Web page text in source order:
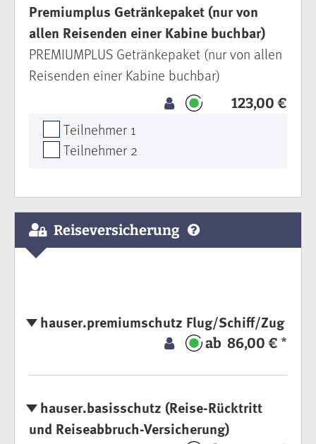
Premiumplus Getränkepaket (nur von
allen Reisenden einer Kabine buchbar)
123,00 €
PREMIUMPLUS Getränkepaket (nur von allen
Reisenden einer Kabine buchbar)
Teilnehmer 1
Teilnehmer 2
Reiseversicherung
hauser.premiumschutz Flug/Schiff/Zug
ab 86,00 € *
hauser.basisschutz (Reise-Rücktritt
und Reiseabbruch-Versicherung)